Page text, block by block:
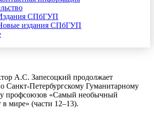
СПбГУП
издания СПбГУП
А.С. Запесоцкий продолжает
Санкт-Петербургскому Гуманитарному
профсоюзов «Самый необычный
в мире» (части 12–13).